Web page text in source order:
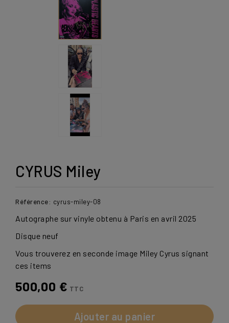
CYRUS Miley
Référence: cyrus-miley-08
Autographe sur vinyle obtenu à Paris en avril 2025
Disque neuf
Vous trouverez en seconde image Miley Cyrus signant
ces items
500,00 € TTC
Ajouter au panier